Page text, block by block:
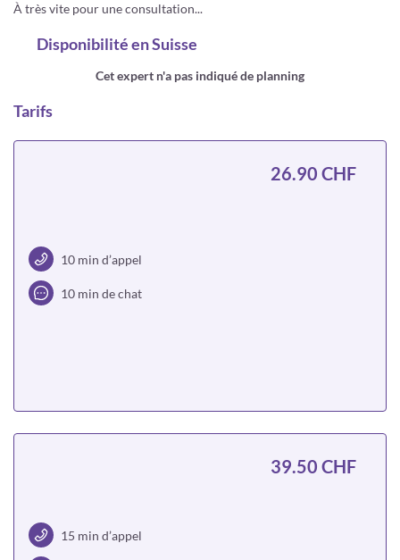
À très vite pour une consultation...
Disponibilitéen Suisse
Cet expert n'a pas indiqué de planning
Tarifs
10 min d’appel
10 min de chat
26.90 CHF
15 min d’appel
39.50 CHF